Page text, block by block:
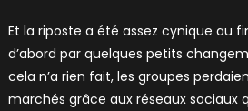
Et la riposte a été assez cynique au
d’abord par quelques petits
cela n’a rien fait, les groupes
marchés grâce aux réseaux sociaux